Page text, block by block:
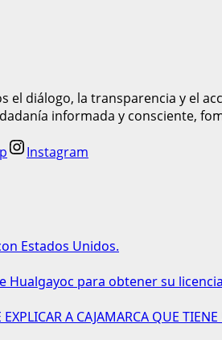
el diálogo, la transparencia y el
informada y consciente,
Instagram
Estados Unidos.
Hualgayoc para obtener su
A CAJAMARCA QUE